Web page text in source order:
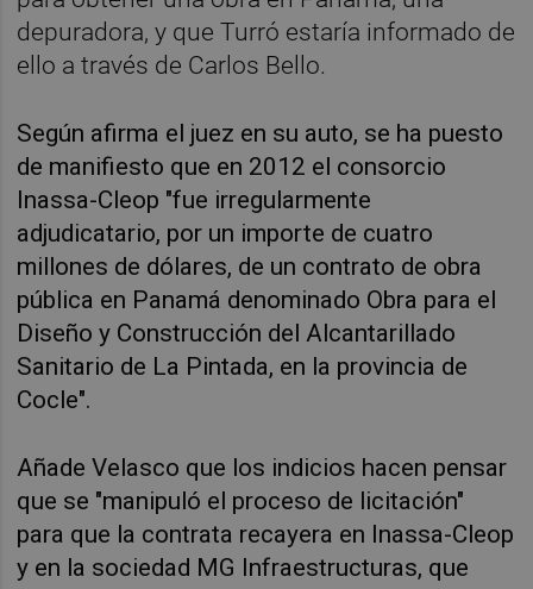
depuradora, y que Turró estaría informado de
ello a través de Carlos Bello.
Según afirma el juez en su auto, se ha puesto
de manifiesto que en 2012 el consorcio
Inassa-Cleop "fue irregularmente
adjudicatario, por un importe de cuatro
millones de dólares, de un contrato de obra
pública en Panamá denominado Obra para el
Diseño y Construcción del Alcantarillado
Sanitario de La Pintada, en la provincia de
Cocle".
Añade Velasco que los indicios hacen pensar
que se "manipuló el proceso de licitación"
para que la contrata recayera en Inassa-Cleop
y en la sociedad MG Infraestructuras, que